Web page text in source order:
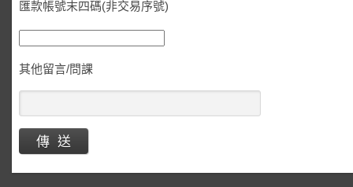
匯款帳號末四碼(非交易序號)
其他留言/問課